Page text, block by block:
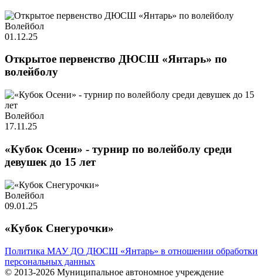
Волейбол
01.12.25
Открытое первенство ДЮСШ «Янтарь» по
волейболу
Волейбол
17.11.25
«Кубок Осени» - турнир по волейболу среди
девушек до 15 лет
Волейбол
09.01.25
«Кубок Снегурочки»
Политика МАУ ДО ДЮСШ «Янтарь» в отношении обработки
персональных данных
© 2013-2026 Муниципальное автономное учреждение